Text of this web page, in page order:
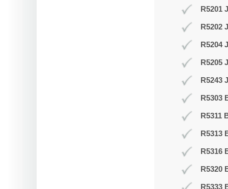
R5201
R5202
R5204
R5205
R5243
R5303
R5311
R5313
R5316
R5320
R5333